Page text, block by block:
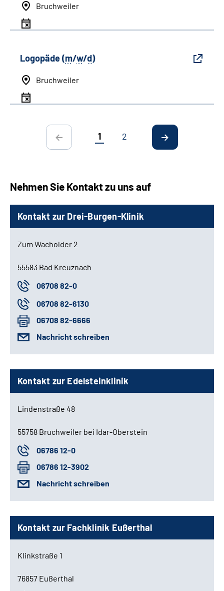
Bruchweiler
Logopäde (m/w/d)
Bruchweiler
1 2
Nehmen Sie Kontakt zu uns auf
Kontakt zur Drei-Burgen-Klinik
Zum Wacholder 2
55583 Bad Kreuznach
06708 82-0
06708 82-6130
06708 82-6666
Nachricht schreiben
Kontakt zur Edelsteinklinik
Lindenstraße 48
55758 Bruchweiler bei Idar-Oberstein
06786 12-0
06786 12-3902
Nachricht schreiben
Kontakt zur Fachklinik Eußerthal
Klinkstraße 1
76857 Eußerthal